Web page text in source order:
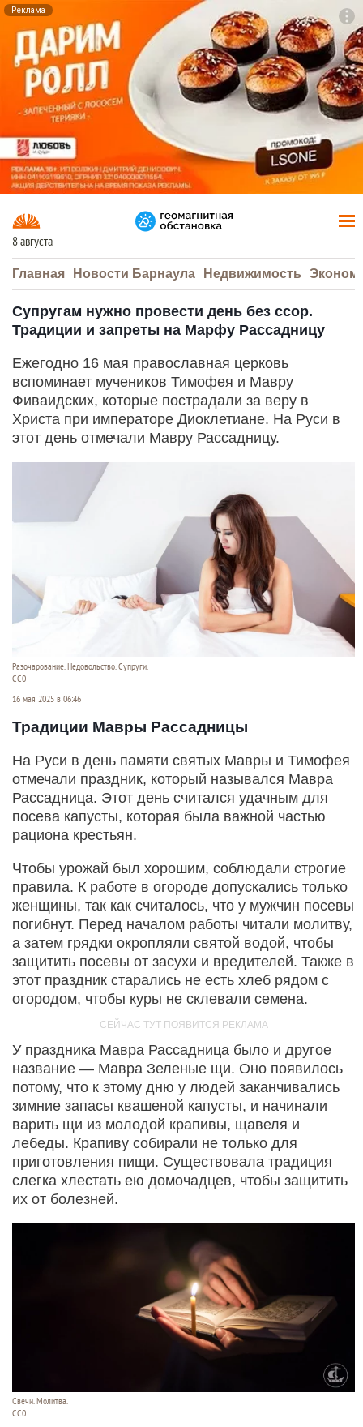
Реклама
8 августа
Главная Новости Барнаула Недвижимость
Супругам нужно провести день без ссор.
Традиции и запреты на Марфу Рассадницу
Ежегодно 16 мая православная церковь
вспоминает мучеников Тимофея и Мавру
Фиваидских, которые пострадали за веру в
Христа при императоре Диоклетиане. На Руси в
этот день отмечали Мавру Рассадницу.
Разочарование. Недовольство. Супруги.
СС0
16 мая 2025 в 06:46
Традиции Мавры Рассадницы
На Руси в день памяти святых Мавры и Тимофея
отмечали праздник, который назывался Мавра
Рассадница. Этот день считался удачным для
посева капусты, которая была важной частью
рациона крестьян.
Чтобы урожай был хорошим, соблюдали строгие
правила. К работе в огороде допускались только
женщины, так как считалось, что у мужчин посевы
погибнут. Перед началом работы читали молитву,
а затем грядки окропляли святой водой, чтобы
защитить посевы от засухи и вредителей. Также в
этот праздник старались не есть хлеб рядом с
огородом, чтобы куры не склевали семена.
У праздника Мавра Рассадница было и другое
название — Мавра Зеленые щи. Оно появилось
потому, что к этому дню у людей заканчивались
зимние запасы квашеной капусты, и начинали
варить щи из молодой крапивы, щавеля и
лебеды. Крапиву собирали не только для
приготовления пищи. Существовала традиция
слегка хлестать ею домочадцев, чтобы защитить
их от болезней.
Свечи. Молитва.
СС0